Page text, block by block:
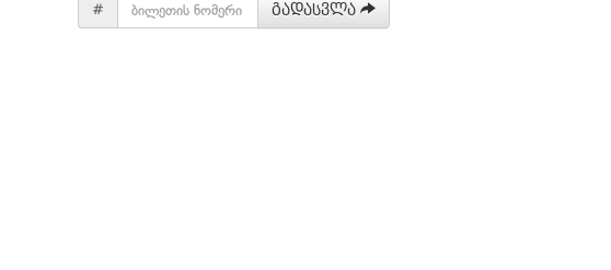
# გადასვლა